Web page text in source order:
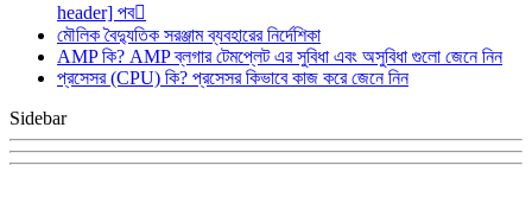
header] পব
মৌলিক বৈদ্যুতিক সরঞ্জাম ব্যবহারের নির্দেশিকা
AMP কি? AMP ব্লগার টেমপ্লেট এর সুবিধা এবং অসুবিধা গুলো জেনে নিন
প্রসেসর (CPU) কি? প্রসেসর কিভাবে কাজ করে জেনে নিন
Sidebar